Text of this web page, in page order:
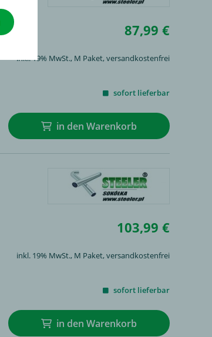
87,99 €
inkl. 19% MwSt., M Paket, versandkostenfrei
sofort lieferbar
in den Warenkorb
103,99 €
inkl. 19% MwSt., M Paket, versandkostenfrei
sofort lieferbar
in den Warenkorb